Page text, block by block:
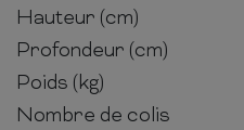
Hauteur (cm)
Profondeur (cm)
Poids (kg)
Nombre de colis